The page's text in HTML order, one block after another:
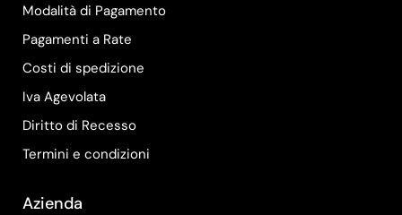
Modalità di Pagamento
Pagamenti a Rate
Costi di spedizione
Iva Agevolata
Diritto di Recesso
Termini e condizioni
Azienda